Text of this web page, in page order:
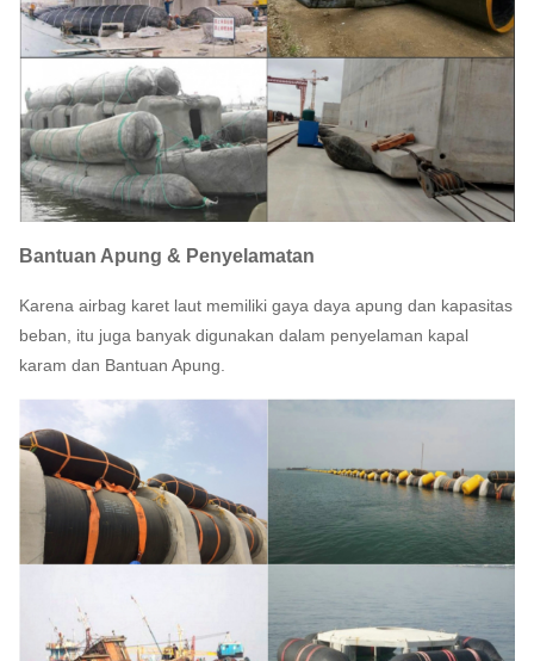
Bantuan Apung & Penyelamatan
Karena airbag karet laut memiliki gaya daya apung dan kapasitas
beban, itu juga banyak digunakan dalam penyelaman kapal
karam dan Bantuan Apung.